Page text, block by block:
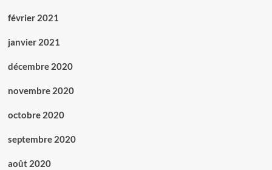
février 2021
janvier 2021
décembre 2020
novembre 2020
octobre 2020
septembre 2020
août 2020